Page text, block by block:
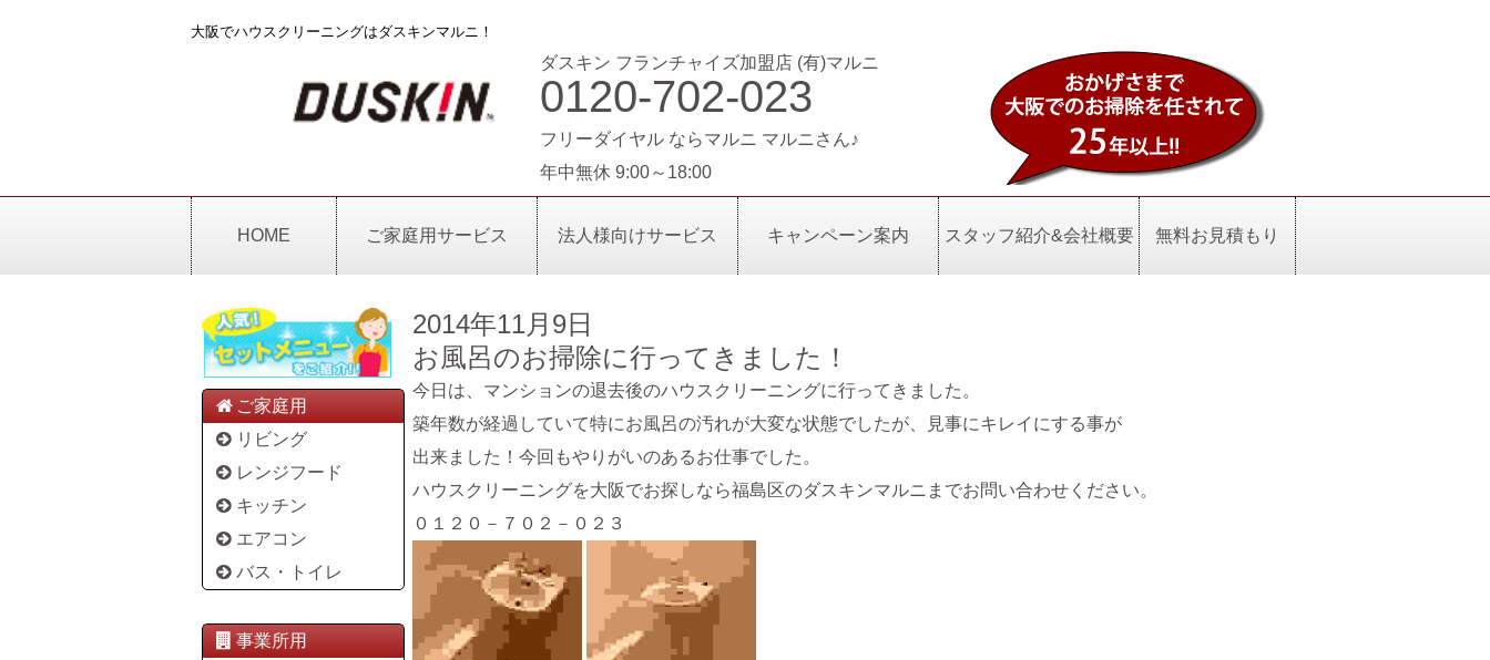
大阪でハウスクリーニングはダスキンマルニ！
ダスキン フランチャイズ加盟店 (有)マルニ
0120-702-023
フリーダイヤル ならマルニ マルニさん♪
年中無休 9:00～18:00
HOME ご家庭用サービス 法人様向けサービス キャンペーン案内 スタッフ紹介&会社概要 無料お見積もり
ご家庭用
リビング
レンジフード
キッチン
エアコン
バス・トイレ
事業所用
2014年11月9日
お風呂のお掃除に行ってきました！
今日は、マンションの退去後のハウスクリーニングに行ってきました。
築年数が経過していて特にお風呂の汚れが大変な状態でしたが、見事にキレイにする事が
出来ました！今回もやりがいのあるお仕事でした。
ハウスクリーニングを大阪でお探しなら福島区のダスキンマルニまでお問い合わせください。
０１２０－７０２－０２３